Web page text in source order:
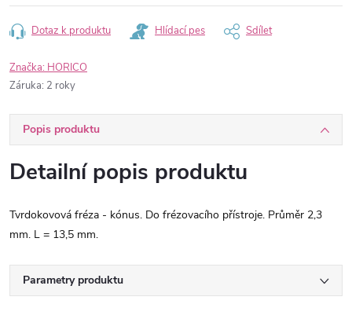
Dotaz k produktu Hlídací pes Sdílet
Značka: HORICO
Záruka: 2 roky
Popis produktu
Detailní popis produktu
Tvrdokovová fréza - kónus. Do frézovacího přístroje. Průměr 2,3
mm. L = 13,5 mm.
Parametry produktu